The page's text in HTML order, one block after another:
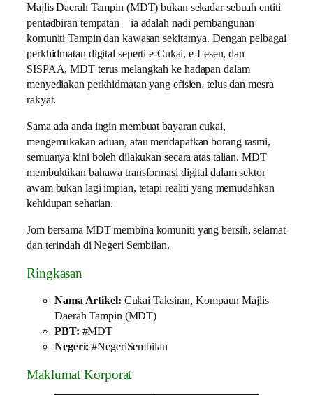
Majlis Daerah Tampin (MDT) bukan sekadar sebuah entiti
pentadbiran tempatan—ia adalah nadi pembangunan
komuniti Tampin dan kawasan sekitarnya. Dengan pelbagai
perkhidmatan digital seperti e-Cukai, e-Lesen, dan
SISPAA, MDT terus melangkah ke hadapan dalam
menyediakan perkhidmatan yang efisien, telus dan mesra
rakyat.
Sama ada anda ingin membuat bayaran cukai,
mengemukakan aduan, atau mendapatkan borang rasmi,
semuanya kini boleh dilakukan secara atas talian. MDT
membuktikan bahawa transformasi digital dalam sektor
awam bukan lagi impian, tetapi realiti yang memudahkan
kehidupan seharian.
Jom bersama MDT membina komuniti yang bersih, selamat
dan terindah di Negeri Sembilan.
Ringkasan
Nama Artikel: Cukai Taksiran, Kompaun Majlis
Daerah Tampin (MDT)
PBT: #MDT
Negeri: #NegeriSembilan
Maklumat Korporat